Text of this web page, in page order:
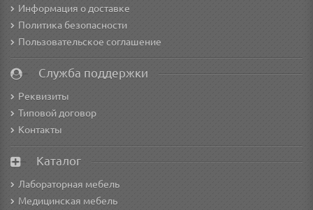
Информация о доставке
Политика безопасности
Пользовательское соглашение
Служба поддержки
Реквизиты
Типовой договор
Контакты
Каталог
Лабораторная мебель
Медицинская мебель